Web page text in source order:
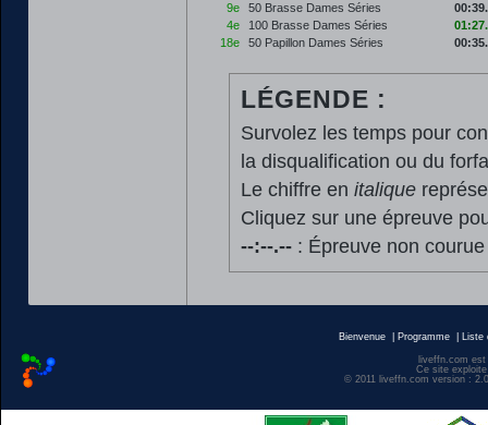
9e
50 Brasse Dames Séries
4e
100 Brasse Dames Séries
18e
50 Papillon Dames Séries
LÉGENDE :
Survolez les temps pour
la disqualification ou du
Le chiffre en italique
Cliquez sur une épreuve
--:--.--: Épreuve non
Bienvenue Programme Liste
liveffn.com
Ce site
© 2011 liveffn.com version :